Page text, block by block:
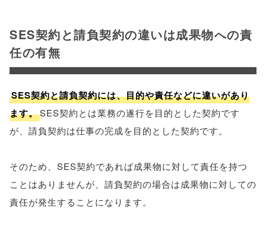
SES契約と請負契約の違いは成果物への責
任の有無
SES契約と請負契約には、目的や責任などに違いがあり
ます。SES契約とは業務の遂行を目的とした契約です
が、請負契約は仕事の完成を目的とした契約です。
そのため、SES契約であれば成果物に対して責任を持つ
ことはありませんが、請負契約の場合は成果物に対しての
責任が発生することになります。